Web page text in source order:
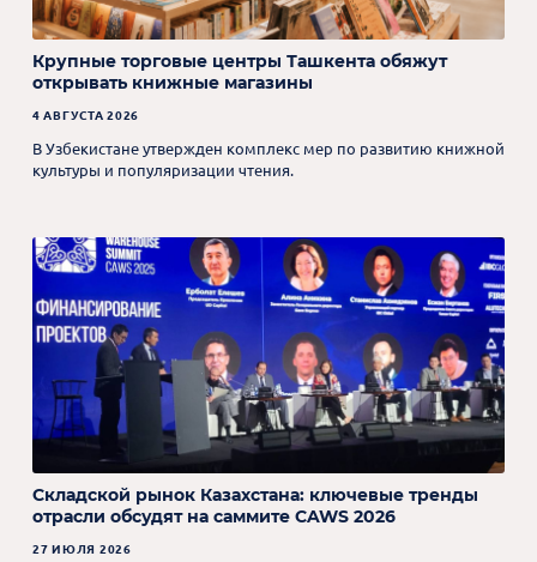
Крупные торговые центры Ташкента обяжут
открывать книжные магазины
4 АВГУСТА 2026
В Узбекистане утвержден комплекс мер по развитию книжной
культуры и популяризации чтения.
Складской рынок Казахстана: ключевые тренды
отрасли обсудят на саммите CAWS 2026
27 ИЮЛЯ 2026